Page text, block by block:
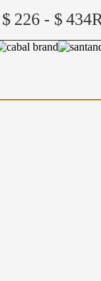
$ 226 - $434